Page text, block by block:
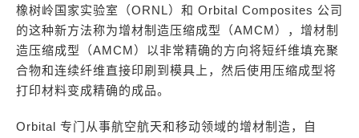
橡树岭国家实验室（ORNL）和 Orbital Composites 公司
的这种新方法称为增材制造压缩成型（AMCM），增材制
造压缩成型（AMCM）以非常精确的方向将短纤维填充聚
合物和连续纤维直接印刷到模具上，然后使用压缩成型将
打印材料变成精确的成品。
Orbital 专门从事航空航天和移动领域的增材制造，自